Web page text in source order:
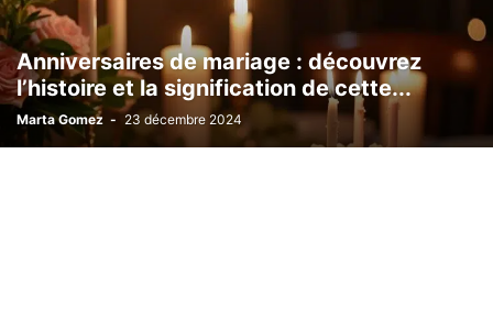
Anniversaires de mariage : découvrez
l’histoire et la signification de cette...
Marta Gomez - 23 décembre 2024